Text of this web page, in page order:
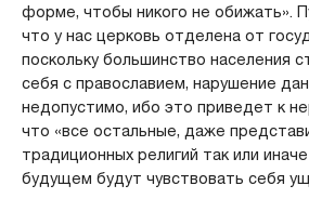
форме, чтобы никого не обижать».
что у нас церковь отделена от
поскольку большинство населения
себя с православием, нарушение
недопустимо, ибо это приведет к
что «все остальные, даже
традиционных религий так или
будущем будут чувствовать себя